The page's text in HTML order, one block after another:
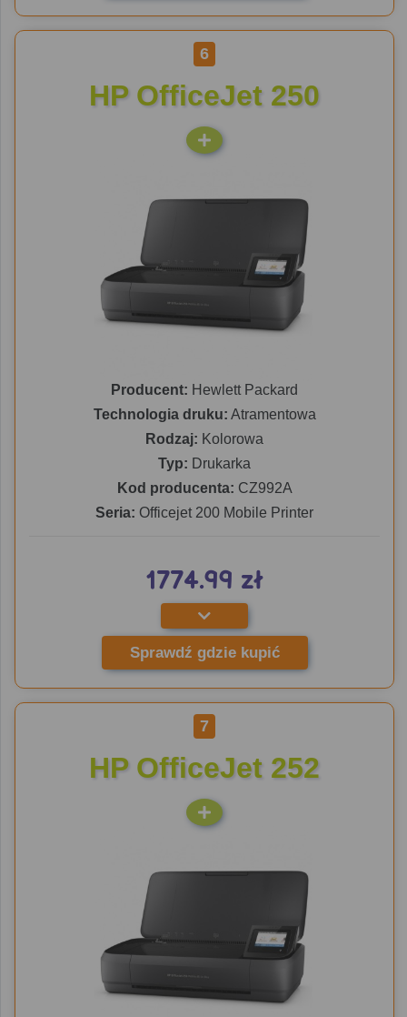
6
HP OfficeJet 250
Producent: Hewlett Packard
Technologia druku: Atramentowa
Rodzaj: Kolorowa
Typ: Drukarka
Kod producenta: CZ992A
Seria: Officejet 200 Mobile Printer
1774.99 zł
Sprawdź gdzie kupić
7
HP OfficeJet 252